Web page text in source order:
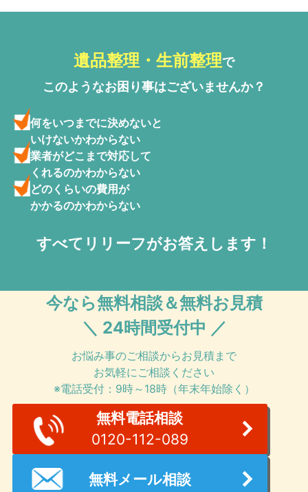
遺品整理・生前整理で
このようなお困り事はございませんか？
何をいつまでに決めないと
いけないかわからない
業者がどこまで対応して
くれるのかわからない
どのくらいの費用が
かかるのかわからない
すべてリリーフがお答えします！
今なら無料相談＆無料お見積
＼ 24時間受付中 ／
お悩み事のご相談からお見積まで
お気軽にご相談ください
※電話受付：9時～18時（年末年始除く）
無料電話相談
0120-112-089
無料メール相談